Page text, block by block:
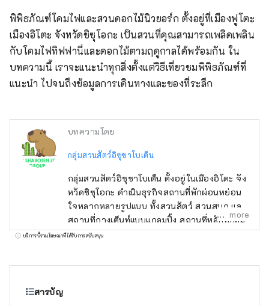
พิพิธภัณฑ์โคมไฟและสวนดอกไม้นิวยอร์ก ตั้งอยู่ที่เมืองฟูโตะ
เมืองอิโตะ จังหวัดชิซุโอกะ เป็นสวนที่คุณสามารถเพลิดเพลิน
กับโคมไฟทิฟฟานี่และดอกไม้ตามฤดูกาลได้พร้อมกัน ใน
บทความนี้ เราจะแนะนำทุกสิ่งตั้งแต่วิธีเที่ยวชมพิพิธภัณฑ์ที่
แนะนำ ไปจนถึงข้อมูลการเดินทางและของที่ระลึก
บทความโดย
กลุ่มสวนสัตว์อิซุชาโบเต็น
กลุ่มสวนสัตว์อิซุชาโบเต็น ตั้งอยู่ในเมืองอิโตะ จัง
หวัดชิซุโอกะ ดำเนินธุรกิจสถานที่พักผ่อนหย่อน
ใจหลากหลายรูปแบบ ทั้งสวนสัตว์ สวนสนุก และ
สถานที่กางเต็นท์แบบแกลมปิ้ง สถานที่หลักที่กลุ่ม
สวนสัตว์ดำเนินการ ได้แก่ สวนสัตว์อิซุชาโบเต็น
more
บริการนี้รวมโฆษณาที่ได้รับการสนับสนุน
สารบัญ